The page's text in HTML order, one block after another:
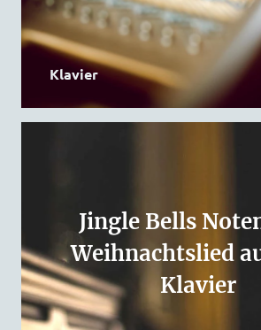
Klavier
Jingle Bells
Weihnachtslied
Klavier